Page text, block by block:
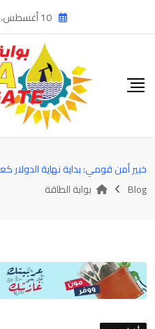
to
10 أغسطس، 2026
خبير أمن قومي: بداية نهاية الدولار
Blog
بوابة الطاقة